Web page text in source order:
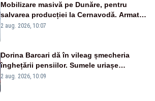
Mobilizare masivă pe Dunăre, pentru
salvarea producției la Cernavodă. Armata
va detona o stâncă și va devia apa
2 aug. 2026, 10:07
Dorina Barcari dă în vileag șmecheria
înghețării pensiilor. Sumele uriașe
pierdute de fiecare român
2 aug. 2026, 10:09